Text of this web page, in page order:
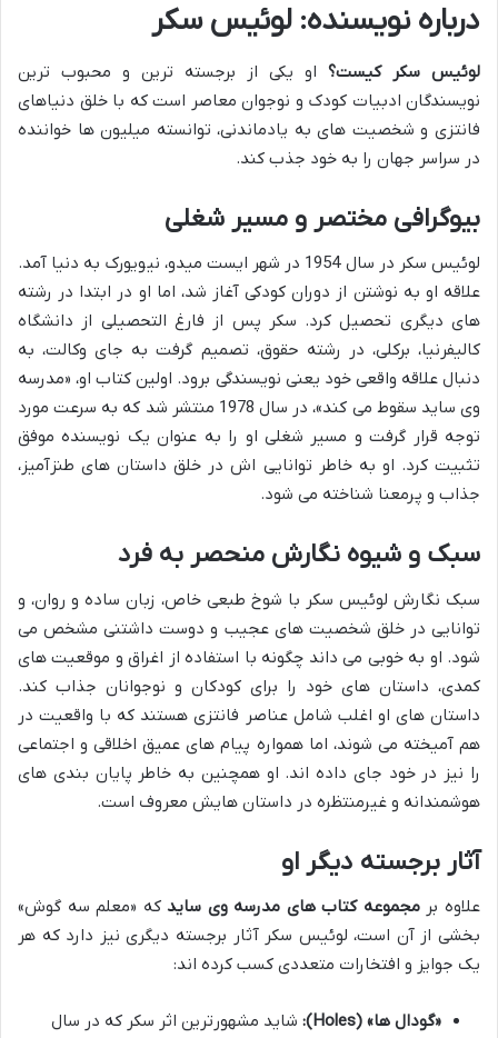
درباره نویسنده: لوئیس سکر
لوئیس سکر کیست؟ او یکی از برجسته ترین و محبوب ترین
نویسندگان ادبیات کودک و نوجوان معاصر است که با خلق دنیاهای
فانتزی و شخصیت های به یادماندنی، توانسته میلیون ها خواننده
در سراسر جهان را به خود جذب کند.
بیوگرافی مختصر و مسیر شغلی
لوئیس سکر در سال 1954 در شهر ایست میدو، نیویورک به دنیا آمد.
علاقه او به نوشتن از دوران کودکی آغاز شد، اما او در ابتدا در رشته
های دیگری تحصیل کرد. سکر پس از فارغ التحصیلی از دانشگاه
کالیفرنیا، برکلی، در رشته حقوق، تصمیم گرفت به جای وکالت، به
دنبال علاقه واقعی خود یعنی نویسندگی برود. اولین کتاب او، «مدرسه
وی ساید سقوط می کند»، در سال 1978 منتشر شد که به سرعت مورد
توجه قرار گرفت و مسیر شغلی او را به عنوان یک نویسنده موفق
تثبیت کرد. او به خاطر توانایی اش در خلق داستان های طنزآمیز،
جذاب و پرمعنا شناخته می شود.
سبک و شیوه نگارش منحصر به فرد
سبک نگارش لوئیس سکر با شوخ طبعی خاص، زبان ساده و روان، و
توانایی در خلق شخصیت های عجیب و دوست داشتنی مشخص می
شود. او به خوبی می داند چگونه با استفاده از اغراق و موقعیت های
کمدی، داستان های خود را برای کودکان و نوجوانان جذاب کند.
داستان های او اغلب شامل عناصر فانتزی هستند که با واقعیت در
هم آمیخته می شوند، اما همواره پیام های عمیق اخلاقی و اجتماعی
را نیز در خود جای داده اند. او همچنین به خاطر پایان بندی های
هوشمندانه و غیرمنتظره در داستان هایش معروف است.
آثار برجسته دیگر او
علاوه برمجموعه کتاب های مدرسه وی سایدکه «معلم سه گوش»
بخشی از آن است، لوئیس سکر آثار برجسته دیگری نیز دارد که هر
یک جوایز و افتخارات متعددی کسب کرده اند:
«گودال ها» (Holes):
شاید مشهورترین اثر سکر که در سال